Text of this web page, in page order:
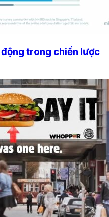
trong chiến lược